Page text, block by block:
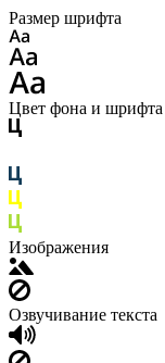
Размер шрифта
Цвет фона и шрифта
Изображения
Озвучивание текста